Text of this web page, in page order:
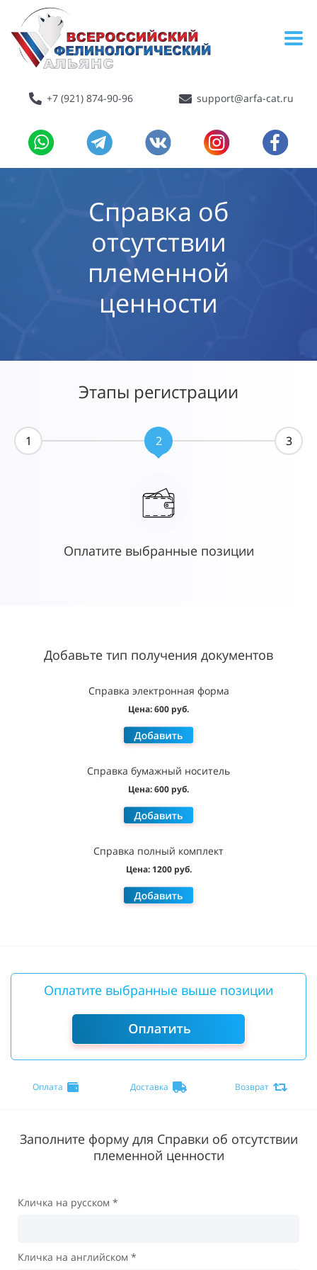
+7 (921) 874-90-96 support@arfa-cat.ru
Справка об
отсутствии
племенной
ценности
Этапы регистрации
1 2 3
Оплатите выбранные позиции
Добавьте тип получения документов
Справка электронная форма
Цена: 600 руб.
Справка бумажный носитель
Цена: 600 руб.
Справка полный комплект
Цена: 1200 руб.
Оплатите выбранные выше позиции
Оплата Доставка Возврат
Заполните форму для Справки об отсутствии
племенной ценности
Кличка на русском *
Кличка на английском *